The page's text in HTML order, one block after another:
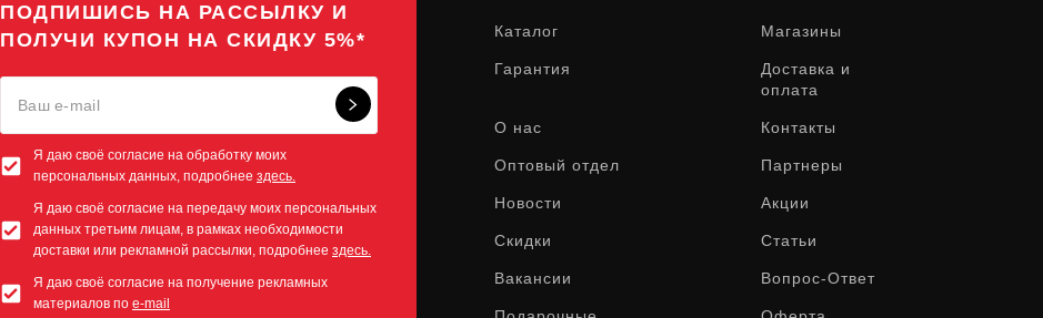
ПОДПИШИСЬ НА РАССЫЛКУ И
ПОЛУЧИ КУПОН НА СКИДКУ 5%*
Я даю своё согласие на обработку моих
персональных данных, подробнее здесь.
Я даю своё согласие на передачу моих персональных
данных третьим лицам, в рамках необходимости
доставки или рекламной рассылки, подробнее здесь.
Я даю своё согласие на получение рекламных
материалов по e-mail
Каталог Магазины
Гарантия
Доставка и
оплата
О нас Контакты
Оптовый отдел Партнеры
Новости Акции
Скидки Статьи
Вакансии Вопрос-Ответ